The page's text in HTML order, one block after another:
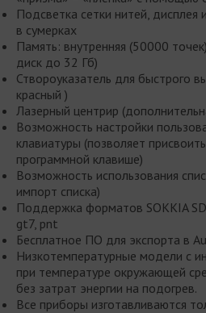
Подсветка сетки нитей,
в сумерках
Память: внутренняя (50000
диск до 32 Гб)
Створоуказатель для быстрого
красный )
Лазерный центрир
Возможность настройки
клавиатуры (позволяет
программной клавише)
Возможность использования
импорт списка)
Поддержка форматов SOKKIA
gt7, pnt
Бесплатное ПО для экспорта в
Низкотемпературные модели с
при температуре окружающей
без затрат энергии на подогрев.
Все приборы изготавливаются